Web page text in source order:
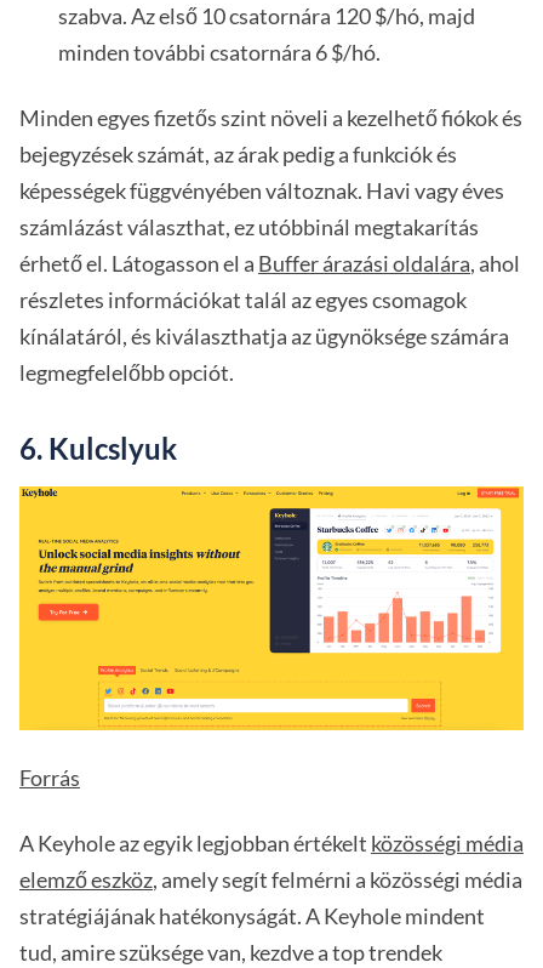
szabva. Az első 10 csatornára 120 $/hó, majd
minden további csatornára 6 $/hó.
Minden egyes fizetős szint növeli a kezelhető fiókok és
bejegyzések számát, az árak pedig a funkciók és
képességek függvényében változnak. Havi vagy éves
számlázást választhat, ez utóbbinál megtakarítás
érhető el. Látogasson el a Buffer árazási oldalára, ahol
részletes információkat talál az egyes csomagok
kínálatáról, és kiválaszthatja az ügynöksége számára
legmegfelelőbb opciót.
6. Kulcslyuk
Forrás
A Keyhole az egyik legjobban értékelt közösségi média
elemző eszköz, amely segít felmérni a közösségi média
stratégiájának hatékonyságát. A Keyhole mindent
tud, amire szüksége van, kezdve a top trendek